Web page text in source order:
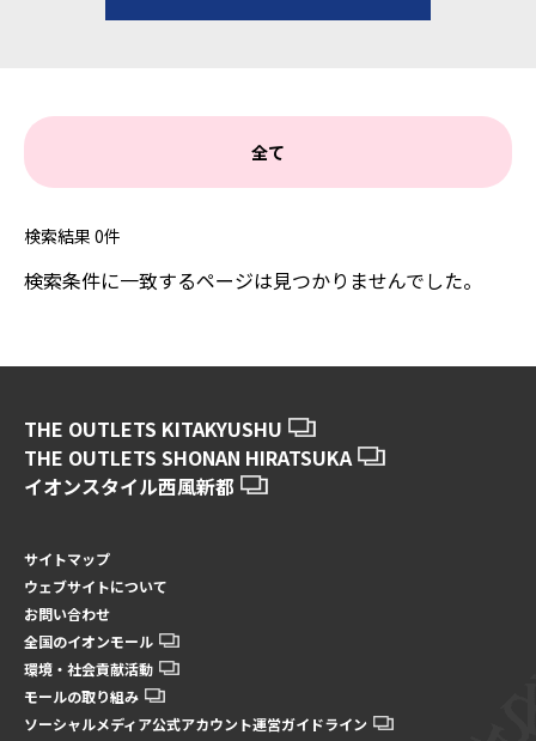
全て
検索結果 0件
検索条件に一致するページは見つかりませんでした。
THE OUTLETS KITAKYUSHU
THE OUTLETS SHONAN HIRATSUKA
イオンスタイル西風新都
サイトマップ
ウェブサイトについて
お問い合わせ
全国のイオンモール
環境・社会貢献活動
モールの取り組み
ソーシャルメディア公式アカウント運営ガイドライン